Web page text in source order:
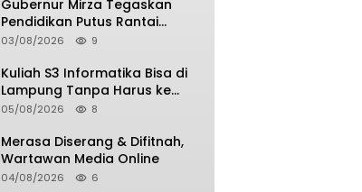
Gubernur Mirza Tegaskan
Pendidikan Putus Rantai
Kemiskinan
03/08/2026 9
Kuliah S3 Informatika Bisa di
Lampung Tanpa Harus ke
Luar Daerah
05/08/2026 8
Merasa Diserang & Difitnah,
Wartawan Media Online
04/08/2026 6